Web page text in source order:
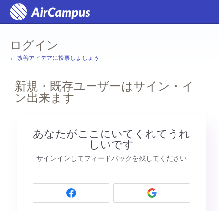
ログイン
← 改善アイデアに投票しましょう
新規・既存ユーザーはサイン・イ
ン出来ます
あなたがここにいてくれてうれ
しいです
サインインしてフィードバックを残してください